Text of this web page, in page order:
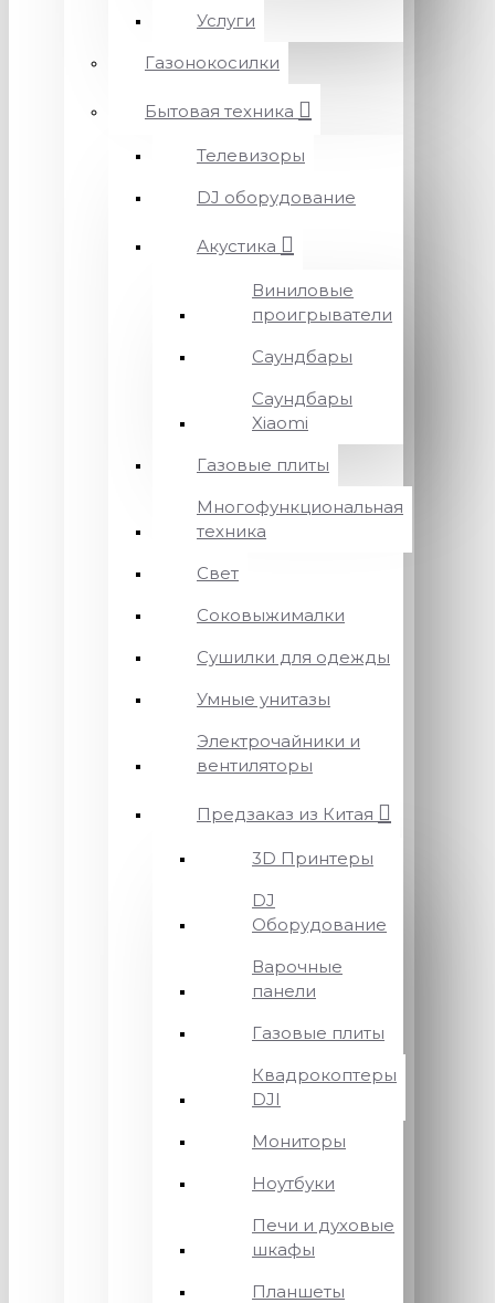
Услуги
Газонокосилки
Бытовая техника
Телевизоры
DJ оборудование
Акустика
Виниловые
проигрыватели
Саундбары
Саундбары
Xiaomi
Газовые плиты
Многофункциональная
техника
Свет
Соковыжималки
Сушилки для одежды
Умные унитазы
Электрочайники и
вентиляторы
Предзаказ из Китая
3D Принтеры
DJ
Оборудование
Варочные
панели
Газовые плиты
Квадрокоптеры
DJI
Мониторы
Ноутбуки
Печи и духовые
шкафы
Планшеты